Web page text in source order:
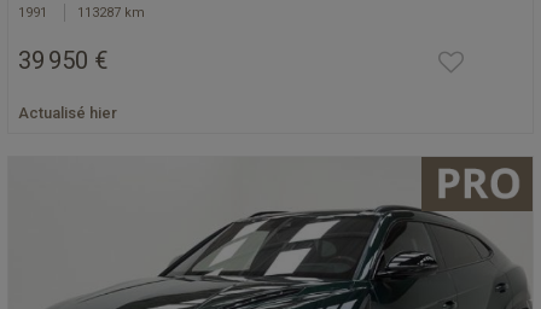
1991 113287 km
39 950 €
Actualisé hier